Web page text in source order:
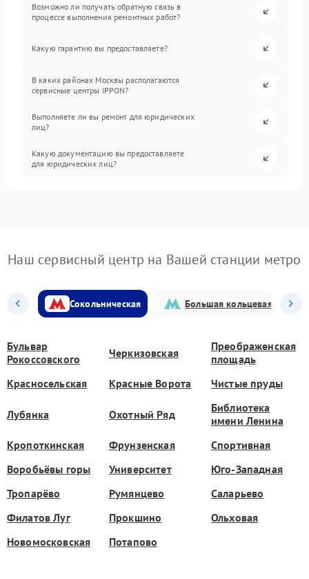
Возможно ли получать обратную связь в
процессе выполнения ремонтных работ?
Какую гарантию вы предоставляете?
В каких районах Москвы располагаются
сервисные центры IPPON?
Выполняете ли вы ремонт для юридических
лиц?
Какую документацию вы предоставляете
для юридических лиц?
Наш сервисный центр на Вашей станции метро
Сокольническая Большая кольцевая
Бульвар
Рокоссовского
Черкизовская
Преображенская
площадь
Красносельская
Красные Ворота Чистые пруды
Лубянка Охотный Ряд
Библиотека
имени Ленина
Кропоткинская
Фрунзенская
Спортивная
Воробьёвы горы
Университет
Юго-Западная
Тропарёво
Румянцево
Саларьево
Филатов Луг
Прокшино
Ольховая
Новомосковская
Потапово